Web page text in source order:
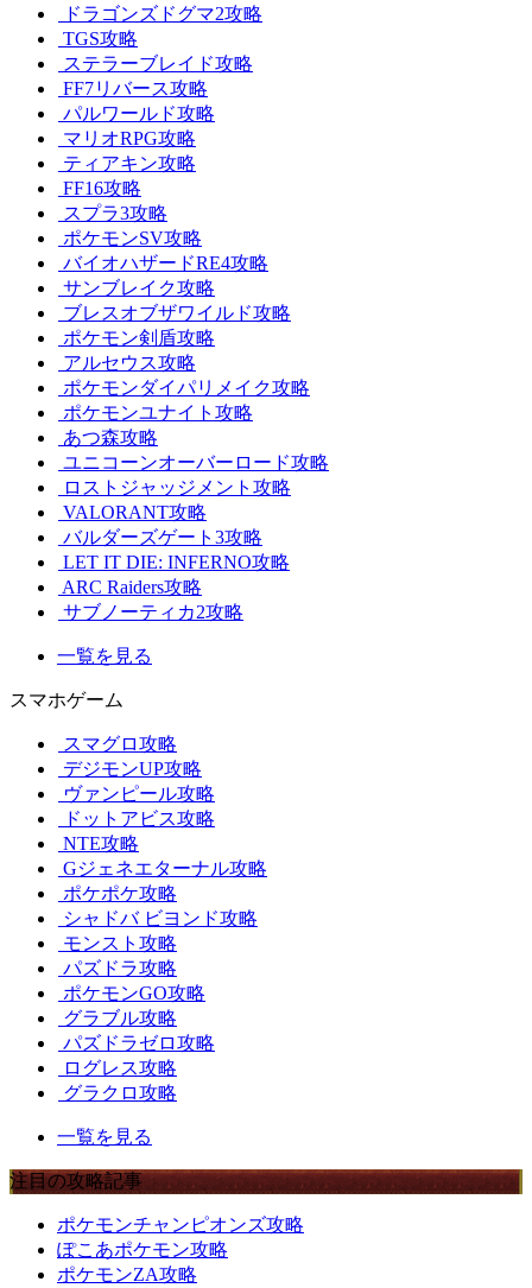
ドラゴンズドグマ2攻略
TGS攻略
ステラーブレイド攻略
FF7リバース攻略
パルワールド攻略
マリオRPG攻略
ティアキン攻略
FF16攻略
スプラ3攻略
ポケモンSV攻略
バイオハザードRE4攻略
サンブレイク攻略
ブレスオブザワイルド攻略
ポケモン剣盾攻略
アルセウス攻略
ポケモンダイパリメイク攻略
ポケモンユナイト攻略
あつ森攻略
ユニコーンオーバーロード攻略
ロストジャッジメント攻略
VALORANT攻略
バルダーズゲート3攻略
LET IT DIE: INFERNO攻略
ARC Raiders攻略
サブノーティカ2攻略
一覧を見る
スマホゲーム
スマグロ攻略
デジモンUP攻略
ヴァンピール攻略
ドットアビス攻略
NTE攻略
Gジェネエターナル攻略
ポケポケ攻略
シャドバ ビヨンド攻略
モンスト攻略
パズドラ攻略
ポケモンGO攻略
グラブル攻略
パズドラゼロ攻略
ログレス攻略
グラクロ攻略
一覧を見る
注目の攻略記事
ポケモンチャンピオンズ攻略
ぽこあポケモン攻略
ポケモンZA攻略